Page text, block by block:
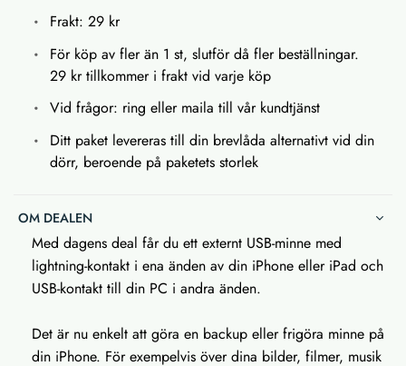
Frakt: 29 kr
För köp av fler än 1 st, slutför då fler beställningar.
29 kr tillkommer i frakt vid varje köp
Vid frågor: ring eller maila till vår kundtjänst
Ditt paket levereras till din brevlåda alternativt vid din
dörr, beroende på paketets storlek
OM DEALEN
Med dagens deal får du ett externt USB-minne med
lightning-kontakt i ena änden av din iPhone eller iPad och
USB-kontakt till din PC i andra änden.
Det är nu enkelt att göra en backup eller frigöra minne på
din iPhone. För exempelvis över dina bilder, filmer, musik